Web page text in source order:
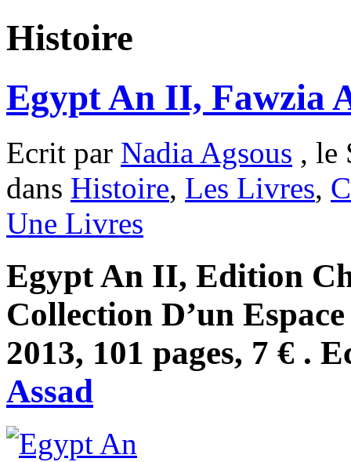
Histoire
Egypt An II, Fawzia
Ecrit par Nadia Agsous , le
dans Histoire, Les Livres,
Une Livres
Egypt An II, Edition
Collection D’un
2013, 101 pages, 7 € .
Assad